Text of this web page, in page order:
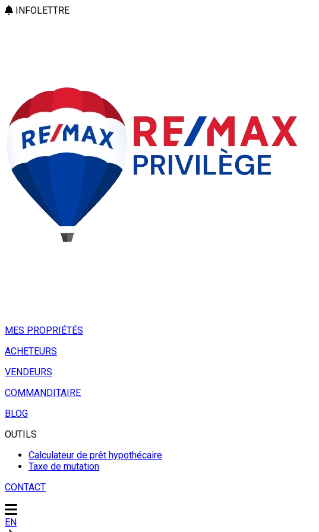
INFOLETTRE
MES PROPRIÉTÉS
ACHETEURS
VENDEURS
COMMANDITAIRE
BLOG
OUTILS
Calculateur de prêt hypothécaire
Taxe de mutation
CONTACT
EN